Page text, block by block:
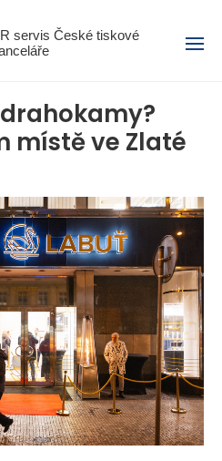
servis České tiskové
Menu
místě ve Zlaté